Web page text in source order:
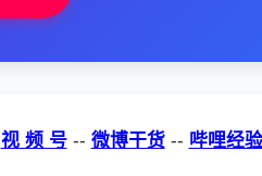
视 频 号 -- 微博干货 -- 哔哩经验